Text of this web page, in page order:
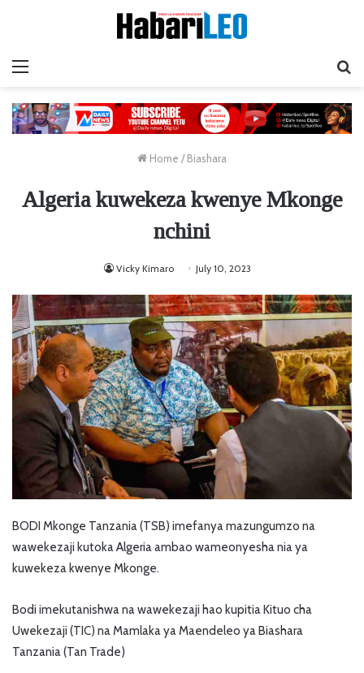
Home / Biashara
Algeria kuwekeza kwenye Mkonge
nchini
Vicky Kimaro July 10, 2023
BODI Mkonge Tanzania (TSB) imefanya mazungumzo na
wawekezaji kutoka Algeria ambao wameonyesha nia ya
kuwekeza kwenye Mkonge.
Bodi imekutanishwa na wawekezaji hao kupitia Kituo cha
Uwekezaji (TIC) na Mamlaka ya Maendeleo ya Biashara
Tanzania (Tan Trade)